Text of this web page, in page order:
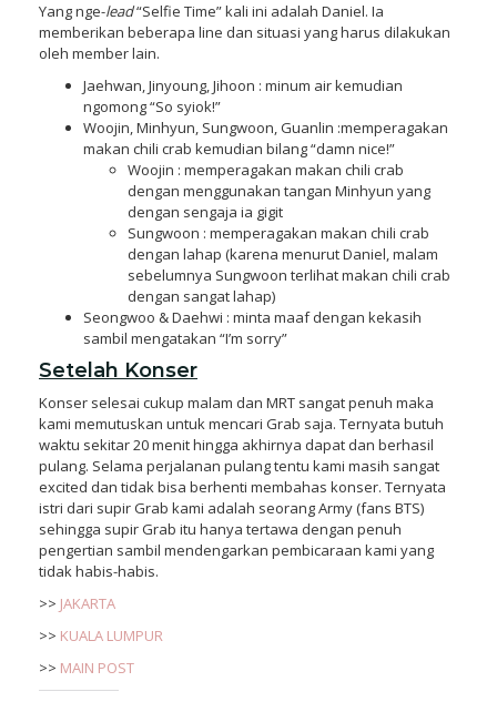
Yang nge-lead“Selfie Time” kali ini adalah Daniel. Ia
memberikan beberapa line dan situasi yang harus dilakukan
oleh member lain.
Jaehwan, Jinyoung, Jihoon : minum air kemudian
ngomong “So syiok!”
Woojin, Minhyun, Sungwoon, Guanlin :memperagakan
makan chili crab kemudian bilang “damn nice!”
Woojin : memperagakan makan chili crab
dengan menggunakan tangan Minhyun yang
dengan sengaja ia gigit
Sungwoon : memperagakan makan chili crab
dengan lahap (karena menurut Daniel, malam
sebelumnya Sungwoon terlihat makan chili crab
dengan sangat lahap)
Seongwoo & Daehwi : minta maaf dengan kekasih
sambil mengatakan “I’m sorry”
Setelah Konser
Konser selesai cukup malam dan MRT sangat penuh maka
kami memutuskan untuk mencari Grab saja. Ternyata butuh
waktu sekitar 20 menit hingga akhirnya dapat dan berhasil
pulang. Selama perjalanan pulang tentu kami masih sangat
excited dan tidak bisa berhenti membahas konser. Ternyata
istri dari supir Grab kami adalah seorang Army (fans BTS)
sehingga supir Grab itu hanya tertawa dengan penuh
pengertian sambil mendengarkan pembicaraan kami yang
tidak habis-habis.
>> JAKARTA
>> KUALA LUMPUR
>> MAIN POST